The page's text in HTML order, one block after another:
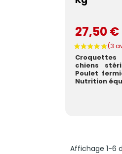
27,50 €
chiens
Poulet
Nutrition
Affichage 1-6